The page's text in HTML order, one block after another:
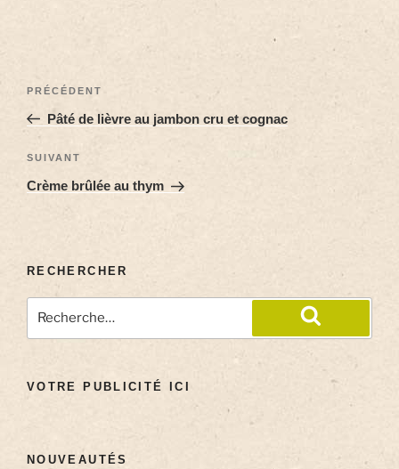
PRÉCÉDENT
Pâté de lièvre au jambon cru et cognac
SUIVANT
Crème brûlée au thym
RECHERCHER
VOTRE PUBLICITÉ ICI
NOUVEAUTÉS